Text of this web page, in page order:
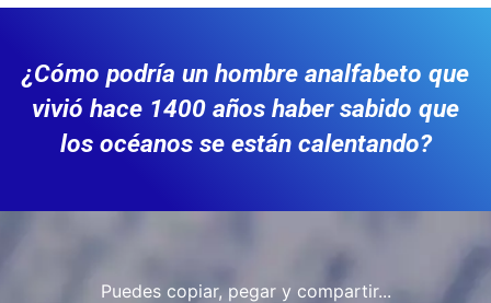
¿Cómo podría un hombre analfabeto que
vivió hace 1400 años haber sabido que
los océanos se están calentando?
Puedes copiar, pegar y compartir...